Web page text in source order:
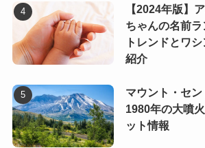
【2024年版】
ちゃんの名前
トレンドとワ
紹介
マウント・セン
1980年の大噴
ット情報